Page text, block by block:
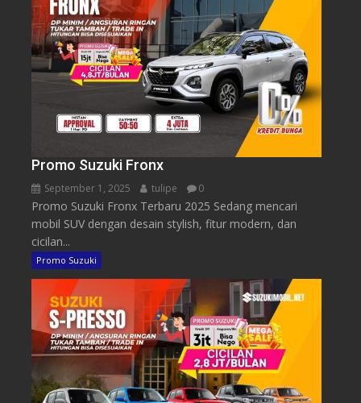
Promo Suzuki Fronx
September 1, 2025 tulipe 0
Promo Suzuki Fronx Terbaru 2025 Sedang mencari
mobil SUV dengan desain stylish, fitur modern, dan
cicilan...
Promo Suzuki